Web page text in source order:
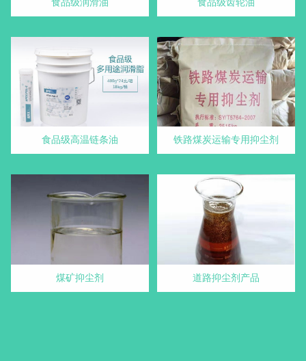
食品级润滑油 食品级齿轮油
食品级高温链条油 铁路煤炭运输专用抑尘剂
煤矿抑尘剂 道路抑尘剂产品